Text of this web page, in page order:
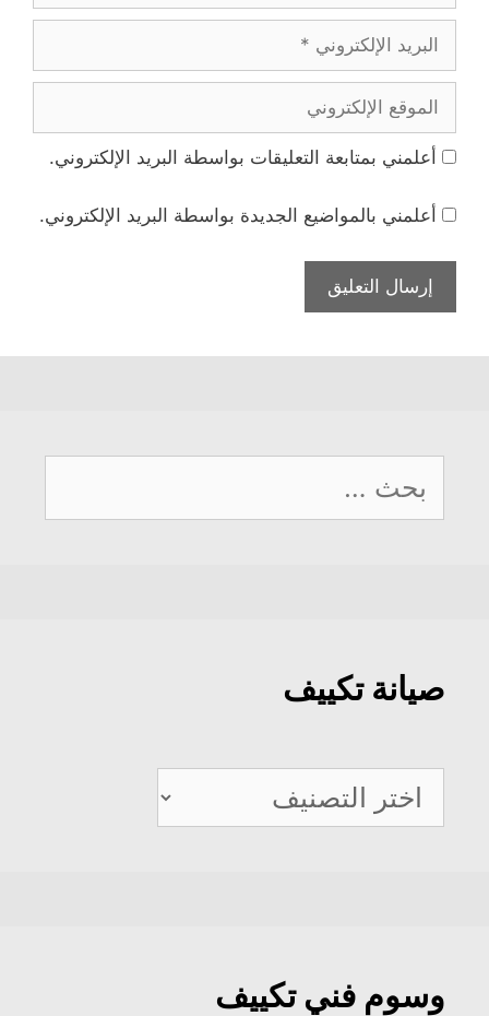
الإلكتروني
الإلكتروني
أعلمني بمتابعة التعليقات بواسطة البريد الإلكتروني.
أعلمني بالمواضيع الجديدة بواسطة البريد الإلكتروني.
عن:
صيانة تكييف
صيانة
تكييف
وسوم فني تكييف